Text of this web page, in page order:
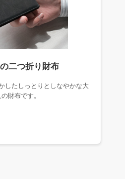
二つ折り財布
したしっとりとしなやかな大
の財布です。